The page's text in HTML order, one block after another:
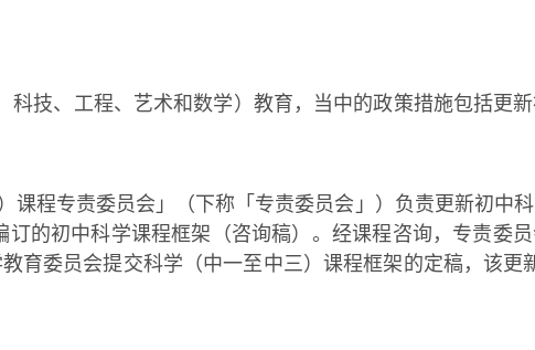
技、工程、艺术和数学）教育，当中的政策措施包括更
程专责委员会」（下称「专责委员会」）负责更新初中科
的初中科学课程框架（咨询稿）。经课程咨询，专责委
育委员会提交科学（中一至中三）课程框架的定稿，该更